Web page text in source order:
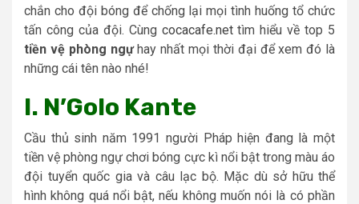
chắn cho đội bóng để chống lại mọi tình huống tổ chức
tấn công của đội. Cùng cocacafe.nettìm hiểu về top 5
tiền vệ phòng ngựhay nhất mọi thời đại để xem đó là
những cái tên nào nhé!
I. N’Golo Kante
Cầu thủ sinh năm 1991 người Pháp hiện đang là một
tiền vệ phòng ngự chơi bóng cực kì nổi bật trong màu áo
đội tuyển quốc gia và câu lạc bộ. Mặc dù sở hữu thể
hình không quá nổi bật, nếu không muốn nói là có phần